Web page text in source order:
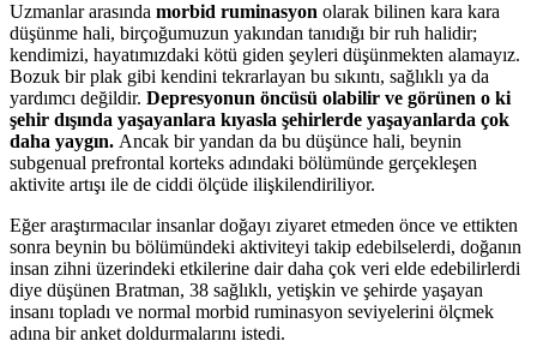
Uzmanlar arasında morbid ruminasyon olarak bilinen kara kara
düşünme hali, birçoğumuzun yakından tanıdığı bir ruh halidir;
kendimizi, hayatımızdaki kötü giden şeyleri düşünmekten alamayız.
Bozuk bir plak gibi kendini tekrarlayan bu sıkıntı, sağlıklı ya da
yardımcı değildir. Depresyonun öncüsü olabilir ve görünen o ki
şehir dışında yaşayanlara kıyasla şehirlerde yaşayanlarda çok
daha yaygın. Ancak bir yandan da bu düşünce hali, beynin
subgenual prefrontal korteks adındaki bölümünde gerçekleşen
aktivite artışı ile de ciddi ölçüde ilişkilendiriliyor.
Eğer araştırmacılar insanlar doğayı ziyaret etmeden önce ve ettikten
sonra beynin bu bölümündeki aktiviteyi takip edebilselerdi, doğanın
insan zihni üzerindeki etkilerine dair daha çok veri elde edebilirlerdi
diye düşünen Bratman, 38 sağlıklı, yetişkin ve şehirde yaşayan
insanı topladı ve normal morbid ruminasyon seviyelerini ölçmek
adına bir anket doldurmalarını istedi.